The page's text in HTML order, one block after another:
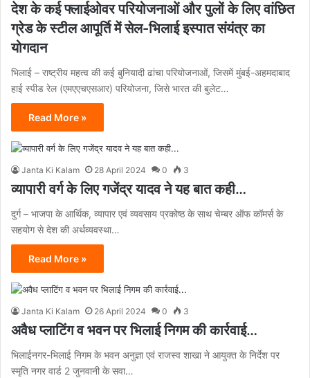
देश के कई फ्लाईओवर परियोजनाओं और पुलों के लिए वांछित
ग्रेड के स्टील आपूर्ति में सेल-भिलाई इस्पात संयंत्र का
योगदान
भिलाई – राष्ट्रीय महत्व की कई बुनियादी ढांचा परियोजनाओं, जिसमें मुंबई-अहमदाबाद
हाई स्पीड रेल (एमएएचएसआर) परियोजना, जिसे भारत की बुलेट…
Read More »
Janta Ki Kalam 28 April 2024 0 3
व्यापारी वर्ग के लिए गजेंद्र यादव ने यह बात कही…
दुर्ग – भाजपा के आर्थिक, व्यापार एवं व्यवसाय प्रकोष्ठ के साथ चेम्बर ऑफ कॉमर्स के
सहयोग से देश की अर्थव्यवस्था…
Read More »
Janta Ki Kalam 26 April 2024 0 3
अवैध प्लाटिंग व भवन पर भिलाई निगम की कार्रवाई…
भिलाईनगर-भिलाई निगम के भवन अनुज्ञा एवं राजस्व शाखा ने आयुक्त के निर्देश पर
स्मृति नगर वार्ड 2 जुनवानी के सवा…